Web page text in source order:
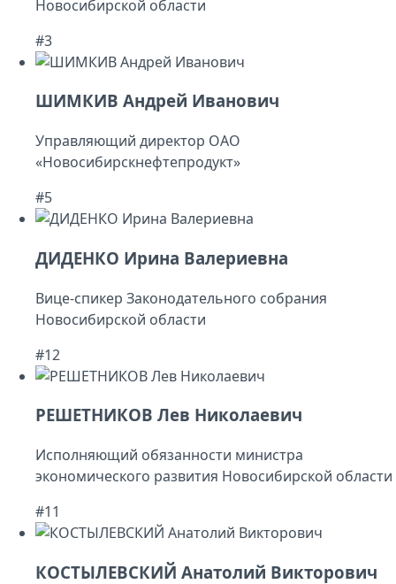
Новосибирской области
#3
ШИМКИВ Андрей Иванович
Управляющий директор ОАО
«Новосибирскнефтепродукт»
#5
ДИДЕНКО Ирина Валериевна
Вице-спикер Законодательного собрания
Новосибирской области
#12
РЕШЕТНИКОВ Лев Николаевич
Исполняющий обязанности министра
экономического развития Новосибирской области
#11
КОСТЫЛЕВСКИЙ Анатолий Викторович